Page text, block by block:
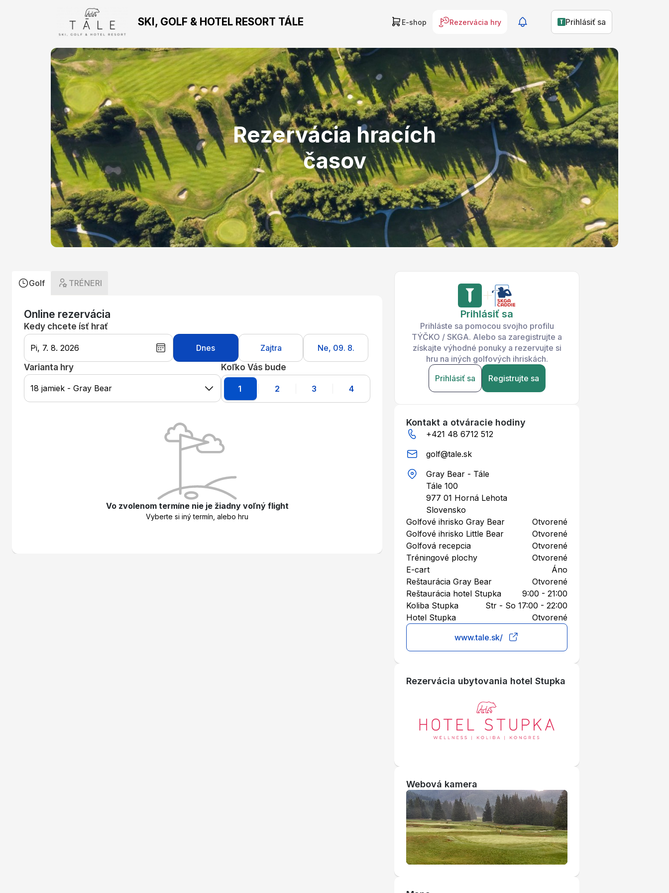
SKI, GOLF & HOTEL RESORT TÁLE E-shop Rezervácia hry Prihlásiť sa
Rezervácia hracích
časov
Golf TRÉNERI
Online rezervácia
Kedy chcete ísť hrať
Pi, 7. 8. 2026 Dnes Zajtra
Ne, 09. 8.
Varianta hry
Koľko Vás bude
1 2 3 4
Vo zvolenom termíne nie je žiadny voľný flight
Vyberte si iný termín, alebo hru
Prihlásiť sa
Prihláste sa pomocou svojho profilu
TÝČKO / SKGA. Alebo sa zaregistrujte a
získajte výhodné ponuky a rezervujte si
hru na iných golfových ihriskách.
Prihlásiť sa
Registrujte sa
Kontakt a otváracie hodiny
+421 48 6712 512
golf@tale.sk
Gray Bear - Tále
Tále 100
977 01 Horná Lehota
Slovensko
Golfové ihrisko Gray Bear
Otvorené
Golfové ihrisko Little Bear
Otvorené
Golfová recepcia
Otvorené
Tréningové plochy
Otvorené
E-cart
Áno
Reštaurácia Gray Bear
Otvorené
Reštaurácia hotel Stupka
9:00 - 21:00
Koliba Stupka
Str - So 17:00 - 22:00
Hotel Stupka
Otvorené
www.tale.sk/
Rezervácia ubytovania hotel Stupka
Webová kamera